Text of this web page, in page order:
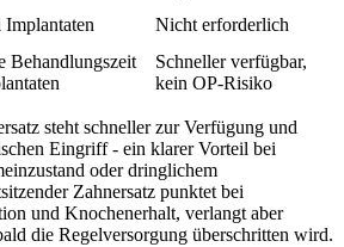
Nicht erforderlich
Behandlungszeit
Schneller verfügbar,
kein OP-Risiko
steht schneller zur Verfügung und
Eingriff - ein klarer Vorteil bei
oder dringlichem
Zahnersatz punktet bei
und Knochenerhalt, verlangt aber
die Regelversorgung überschritten wird.